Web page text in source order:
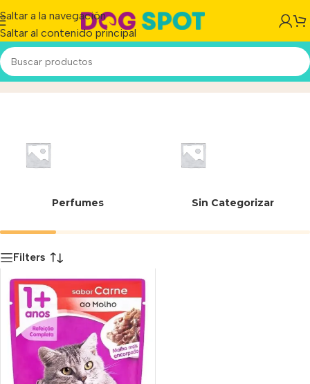
Saltar a la navegación
Saltar al contenido principal
37797453000421Inicio/Producto
Perfumes Sin Categorizar
Filters